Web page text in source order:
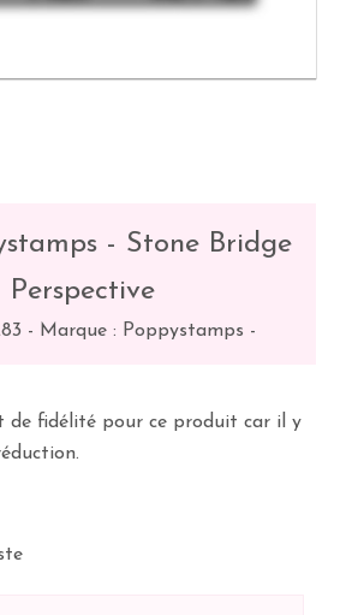
- Stone Bridge
Perspective
- Marque : Poppystamps -
de fidélité pour ce produit car il y